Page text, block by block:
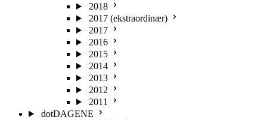
2018
2017 (ekstraordinær)
2017
2016
2015
2014
2013
2012
2011
dotDAGENE